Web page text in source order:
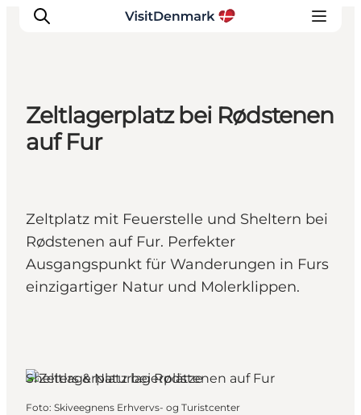
Inspiration
Reiseplanung
Zeltlagerplatz bei Rødstenen
auf Fur
Zeltplatz mit Feuerstelle und Sheltern bei
Rødstenen auf Fur. Perfekter
Ausgangspunkt für Wanderungen in Furs
einzigartiger Natur und Molerklippen.
Shelters & Naturlagerplätze
Foto: Skiveegnens Erhvervs- og Turistcenter